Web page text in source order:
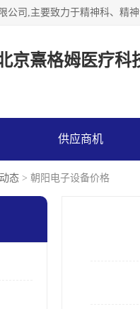
京熹格姆医疗科
供应商机
态 > 朝阳电子设备价格